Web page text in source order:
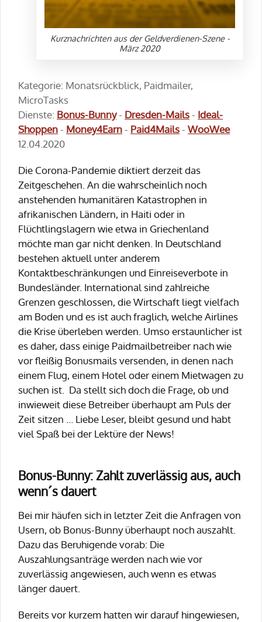
Kurznachrichten aus der Geldverdienen-Szene -
März 2020
Kategorie: Monatsrückblick, Paidmailer,
MicroTasks
Dienste: Bonus-Bunny- Dresden-Mails- Ideal-
Shoppen- Money4Earn- Paid4Mails- WooWee
12.04.2020
Die Corona-Pandemie diktiert derzeit das
Zeitgeschehen. An die wahrscheinlich noch
anstehenden humanitären Katastrophen in
afrikanischen Ländern, in Haiti oder in
Flüchtlingslagern wie etwa in Griechenland
möchte man gar nicht denken. In Deutschland
bestehen aktuell unter anderem
Kontaktbeschränkungen und Einreiseverbote in
Bundesländer. International sind zahlreiche
Grenzen geschlossen, die Wirtschaft liegt vielfach
am Boden und es ist auch fraglich, welche Airlines
die Krise überleben werden. Umso erstaunlicher ist
es daher, dass einige Paidmailbetreiber nach wie
vor fleißig Bonusmails versenden, in denen nach
einem Flug, einem Hotel oder einem Mietwagen zu
suchen ist. Da stellt sich doch die Frage, ob und
inwieweit diese Betreiber überhaupt am Puls der
Zeit sitzen … Liebe Leser, bleibt gesund und habt
viel Spaß bei der Lektüre der News!
Bonus-Bunny: Zahlt zuverlässig aus, auch
wenn´s dauert
Bei mir häufen sich in letzter Zeit die Anfragen von
Usern, ob Bonus-Bunny überhaupt noch auszahlt.
Dazu das Beruhigende vorab: Die
Auszahlungsanträge werden nach wie vor
zuverlässig angewiesen, auch wenn es etwas
länger dauert.
Bereits vor kurzem hatten wir darauf hingewiesen,